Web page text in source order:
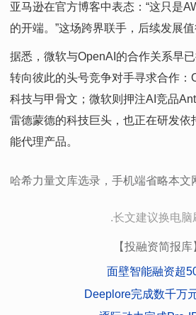
亚马逊在官方博客中表态：“这只是
的开端。”这场跨界联手，后续发展值
据悉，微软与OpenAI的合作关系早
转向彼此的头号竞争对手寻求合作：
科技与甲骨文；微软则押注AI竞品
雷德蒙德的科技巨头，也正在研发依
能代理产品。
哈希力量文库选录，手机端省略本文
.长文建议换电脑
【投融资简报库
面壁智能融资超
Deeplore完成数千万